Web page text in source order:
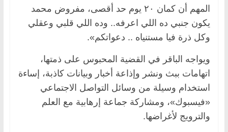
المهم أن كمان ٢٠ يوم حد أقصى، مفروض محمد
يكون جنبي ده اللي اعرفه.. وده اللي قلبي وعقلي
وكل ذرة فيا مستنياه .. دعواتكم».
ويواجه الباقر في القضية المحبوس على ذمتها،
اتهامات ببث ونشر وإذاعة أخبار وبيانات كاذبة، إساءة
استخدام وسيلة من وسائل التواصل الاجتماعي
«فيسبوك»، ومشاركة جماعة إرهابية مع العلم
والترويج لأغراضها.